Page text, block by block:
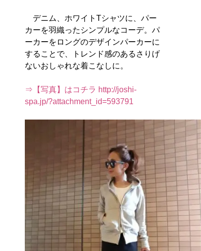
デニム、ホワイトTシャツに、パー
カーを羽織ったシンプルなコーデ。パ
ーカーをロングのデザインパーカーに
することで、トレンド感のあるさりげ
ないおしゃれな着こなしに。
⇒【写真】はコチラ http://joshi-
spa.jp/?attachment_id=593791